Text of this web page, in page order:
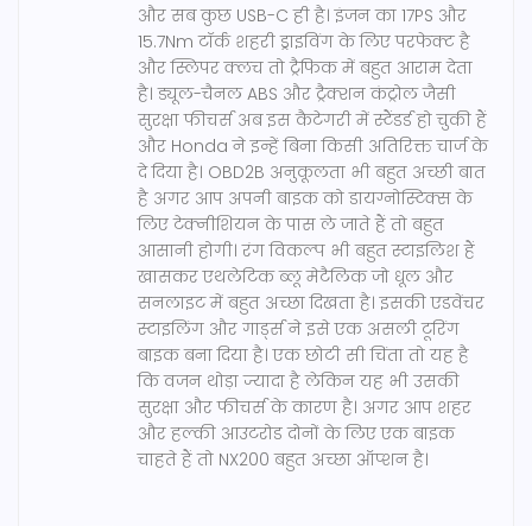
और सब कुछ USB-C ही है। इंजन का 17PS और
15.7Nm टॉर्क शहरी ड्राइविंग के लिए परफेक्ट है
और स्लिपर क्लच तो ट्रैफिक में बहुत आराम देता
है। ड्यूल-चैनल ABS और ट्रैक्शन कंट्रोल जैसी
सुरक्षा फीचर्स अब इस कैटेगरी में स्टैंडर्ड हो चुकी हैं
और Honda ने इन्हें बिना किसी अतिरिक्त चार्ज के
दे दिया है। OBD2B अनुकूलता भी बहुत अच्छी बात
है अगर आप अपनी बाइक को डायग्नोस्टिक्स के
लिए टेक्नीशियन के पास ले जाते हैं तो बहुत
आसानी होगी। रंग विकल्प भी बहुत स्टाइलिश हैं
खासकर एथलेटिक ब्लू मेटैलिक जो धूल और
सनलाइट में बहुत अच्छा दिखता है। इसकी एडवेंचर
स्टाइलिंग और गार्ड्स ने इसे एक असली टूरिंग
बाइक बना दिया है। एक छोटी सी चिंता तो यह है
कि वजन थोड़ा ज्यादा है लेकिन यह भी उसकी
सुरक्षा और फीचर्स के कारण है। अगर आप शहर
और हल्की आउटरोड दोनों के लिए एक बाइक
चाहते हैं तो NX200 बहुत अच्छा ऑप्शन है।